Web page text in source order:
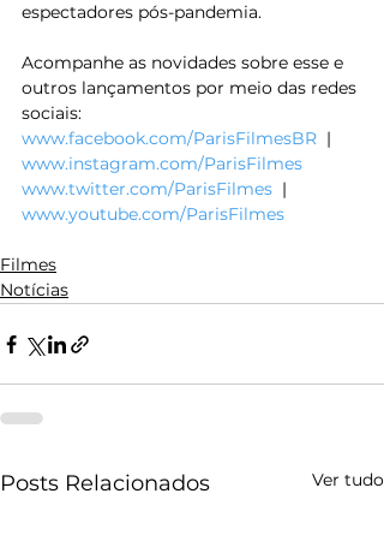
espectadores pós-pandemia.
Acompanhe as novidades sobre esse e
outros lançamentos por meio das redes
sociais:
www.facebook.com/ParisFilmesBR
  |
www.instagram.com/ParisFilmes
www.twitter.com/ParisFilmes
  |
www.youtube.com/ParisFilmes
Filmes
Notícias
Posts Relacionados Ver tudo